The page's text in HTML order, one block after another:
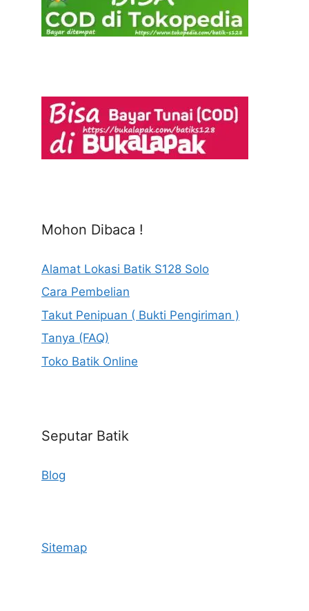
Mohon Dibaca !
Alamat Lokasi Batik S128 Solo
Cara Pembelian
Takut Penipuan ( Bukti Pengiriman )
Tanya (FAQ)
Toko Batik Online
Seputar Batik
Blog
Sitemap